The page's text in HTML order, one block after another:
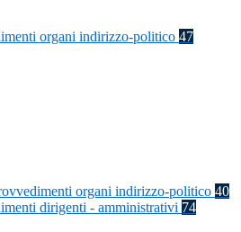
organi indirizzo-politico 47
organi indirizzo-politico 40
dirigenti - amministrativi 74